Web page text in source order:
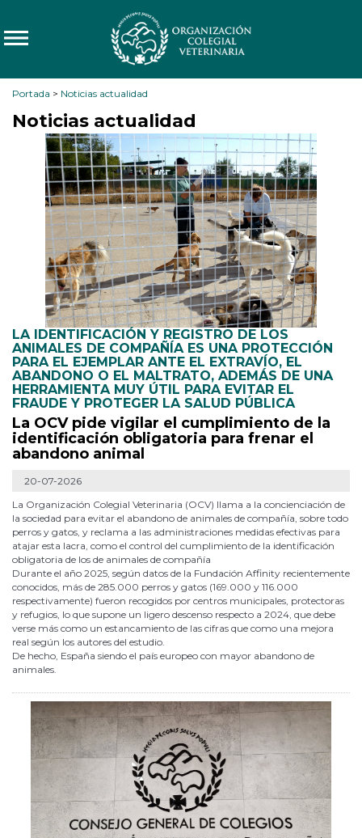
Portada > Noticias actualidad
Noticias actualidad
LA IDENTIFICACIÓN Y REGISTRO DE LOS
ANIMALES DE COMPAÑÍA ES UNA PROTECCIÓN
PARA EL EJEMPLAR ANTE EL EXTRAVÍO, EL
ABANDONO O EL MALTRATO, ADEMÁS DE UNA
HERRAMIENTA MUY ÚTIL PARA EVITAR EL
FRAUDE Y PROTEGER LA SALUD PÚBLICA
La OCV pide vigilar el cumplimiento de la
identificación obligatoria para frenar el
abandono animal
20-07-2026
La Organización Colegial Veterinaria (OCV) llama a la concienciación de
la sociedad para evitar el abandono de animales de compañía, sobre todo
perros y gatos, y reclama a las administraciones medidas efectivas para
atajar esta lacra, como el control del cumplimiento de la identificación
obligatoria de los de animales de compañía
Durante el año 2025, según datos de la Fundación Affinity recientemente
conocidos, más de 285.000 perros y gatos (169.000 y 116.000
respectivamente) fueron recogidos por centros municipales, protectoras
y refugios, lo que supone un ligero descenso respecto a 2024, que debe
verse más como un estancamiento de las cifras que como una mejora
real según los autores del estudio.
De hecho, España siendo el país europeo con mayor abandono de
animales.